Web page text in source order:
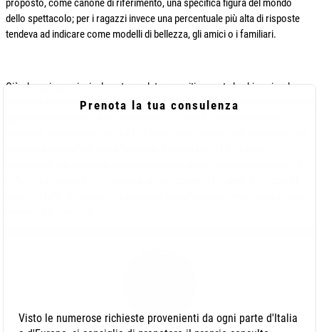
proposto, come canone di riferimento, una specifica figura del mondo
dello spettacolo; per i ragazzi invece una percentuale più alta di risposte
tendeva ad indicare come modelli di bellezza, gli amici o i familiari.
Ciò che spinge principalmente a valutare positivamente la chirurgia e la
medicina estetica e la annessa possibilità di sottoporvi, è la percezione che
Prenota la tua consulenza
Visto le numerose richieste provenienti da ogni parte d'Italia